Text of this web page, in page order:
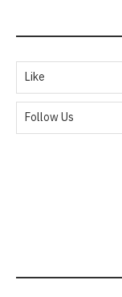
Like
Follow Us